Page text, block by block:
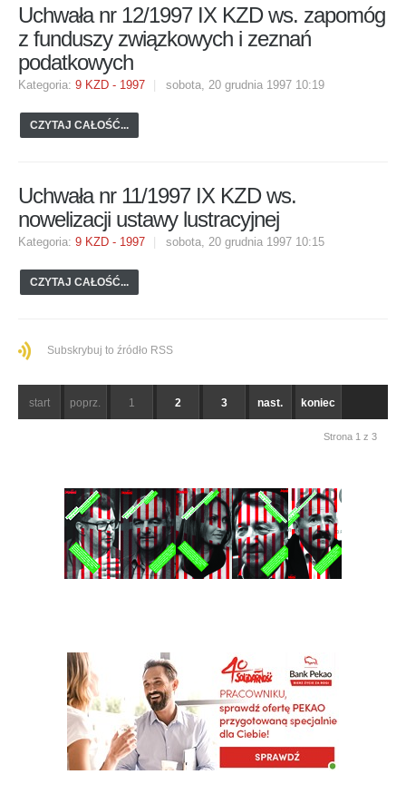
Uchwała nr 12/1997 IX KZD ws. zapomóg
z funduszy związkowych i zeznań
podatkowych
Kategoria: 9 KZD - 1997 sobota, 20 grudnia 1997 10:19
CZYTAJ CAŁOŚĆ...
Uchwała nr 11/1997 IX KZD ws.
nowelizacji ustawy lustracyjnej
Kategoria: 9 KZD - 1997 sobota, 20 grudnia 1997 10:15
CZYTAJ CAŁOŚĆ...
Subskrybuj to źródło RSS
start poprz. 1 2 3 nast. koniec
Strona 1 z 3